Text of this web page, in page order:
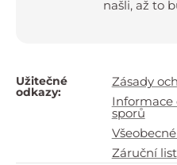
našli, až to
Užitečné
odkazy:
Zásady
Informace
sporů
Záruční list